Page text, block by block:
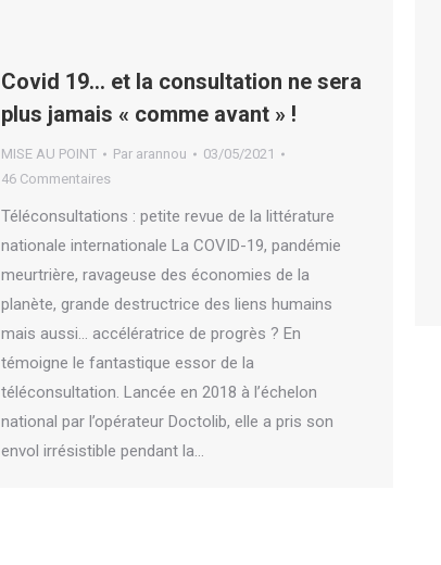
Covid 19… et la consultation ne sera
plus jamais « comme avant » !
MISE AU POINT Par arannou
03/05/2021
46 Commentaires
Téléconsultations : petite revue de la littérature
nationale internationale La COVID-19, pandémie
meurtrière, ravageuse des économies de la
planète, grande destructrice des liens humains
mais aussi… accélératrice de progrès ? En
témoigne le fantastique essor de la
téléconsultation. Lancée en 2018 à l’échelon
national par l’opérateur Doctolib, elle a pris son
envol irrésistible pendant la…